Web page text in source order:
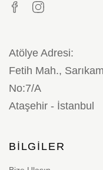
Atölye Adresi:
Fetih Mah.,
No:7/A
Ataşehir - İstanbul
BILGILER